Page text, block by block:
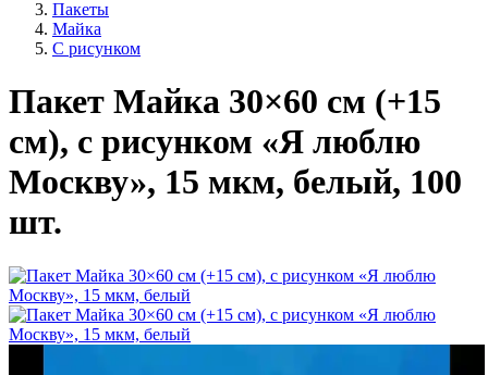
Пакеты
Майка
С рисунком
Пакет Майка 30×60 см (+15
см), с рисунком «Я люблю
Москву», 15 мкм, белый, 100
шт.